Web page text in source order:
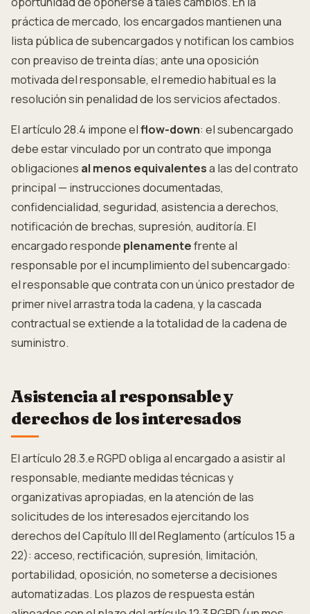
práctica de mercado, los encargados mantienen una
lista pública de subencargados y notifican los cambios
con preaviso de treinta días; ante una oposición
motivada del responsable, el remedio habitual es la
resolución sin penalidad de los servicios afectados.
El artículo 28.4 impone elflow-down: el subencargado
debe estar vinculado por un contrato que imponga
obligaciones al menos equivalentesa las del contrato
principal — instrucciones documentadas,
confidencialidad, seguridad, asistencia a derechos,
notificación de brechas, supresión, auditoría. El
encargado responde plenamentefrente al
responsable por el incumplimiento del subencargado:
el responsable que contrata con un único prestador de
primer nivel arrastra toda la cadena, y la cascada
contractual se extiende a la totalidad de la cadena de
suministro.
Asistencia al responsable y
derechos de los interesados
El artículo 28.3.e RGPD obliga al encargado a asistir al
responsable, mediante medidas técnicas y
organizativas apropiadas, en la atención de las
solicitudes de los interesados ejercitando los
derechos del Capítulo III del Reglamento (artículos 15 a
22): acceso, rectificación, supresión, limitación,
portabilidad, oposición, no someterse a decisiones
automatizadas. Los plazos de respuesta están